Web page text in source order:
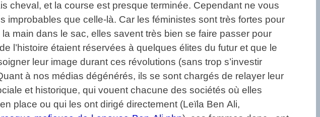
cheval, et la course est presque terminée. Cependant ne vous
que celle-là. Car les féministes sont très fortes pour
main dans le sac, elles savent très bien se faire passer pour
l’histoire étaient réservées à quelques élites du futur et que le
leur image durant ces révolutions (sans trop s’investir
à nos médias dégénérés, ils se sont chargés de relayer leur
et historique, qui vouent chacune des sociétés où elles
place ou qui les ont dirigé directement (Leïla Ben Ali,